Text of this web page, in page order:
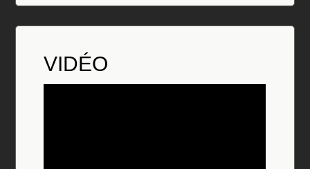
VIDÉO